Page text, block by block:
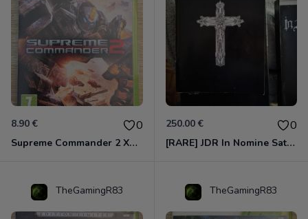
8.90 € 0
Supreme Commander 2 Xbox 360
250.00 € 0
[RARE] JDR In Nomine Satanis / Magna Veritas – 1ère Édition BOÎTE (DOS BLANC, 1989) - CROC / Siroz
TheGamingR83 TheGamingR83